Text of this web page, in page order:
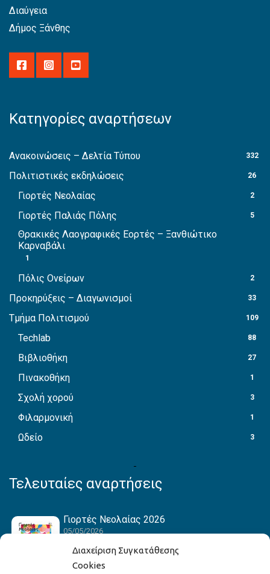
Διαχείριση Συγκατάθεσης
Cookies
Διαύγεια
Δήμος Ξάνθης
Κατηγορίες αναρτήσεων
Ανακοινώσεις – Δελτία Τύπου 332
Πολιτιστικές εκδηλώσεις 26
Γιορτές Νεολαίας 2
Γιορτές Παλιάς Πόλης 5
Θρακικές Λαογραφικές Εορτές – Ξανθιώτικο
Καρναβάλι
1
Πόλις Ονείρων 2
Προκηρύξεις – Διαγωνισμοί 33
Τμήμα Πολιτισμού 109
Techlab 88
Βιβλιοθήκη 27
Πινακοθήκη 1
Σχολή χορού 3
Φιλαρμονική 1
Ωδείο 3
Τελευταίες αναρτήσεις
Γιορτές Νεολαίας 2026
05/05/2026